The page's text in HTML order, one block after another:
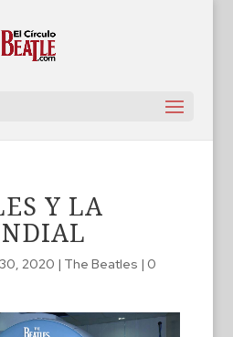
Y LA
2020 | The Beatles | 0